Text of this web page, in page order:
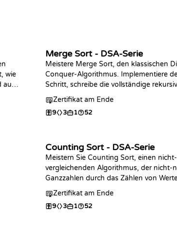
wie
auf
Merge Sort - DSA-Serie
Meistere Merge Sort, den klassischen
Conquer-Algorithmus. Implementiere
Schritt, schreibe die vollständige
Sortierung in der Programmiersprache
Wahl, analysiere die O(n log n)-
übe mit Coding-Challenges.
Zertifikat am Ende
9 3 1 52
Counting Sort - DSA-Serie
Meistern Sie Counting Sort, einen nicht-
vergleichenden Algorithmus, der nicht-
Ganzzahlen durch das Zählen von
Linearzeit sortiert. Erstellen Sie die
implementieren Sie den vollständigen
in der Programmiersprache Ihrer Wahl,
Zertifikat am Ende
9 3 1 52